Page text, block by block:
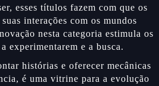
esses títulos fazem com que os
interações com os mundos
nesta categoria estimula os
experimentarem e a busca.
histórias e oferecer mecânicas
é uma vitrine para a evolução